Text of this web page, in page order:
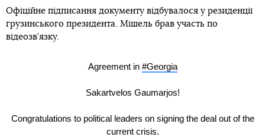
Офіційне підписання документу відбувалося у резиденції
грузинського президента. Мішель брав участь по
відеозв’язку.
Agreement in #Georgia
Sakartvelos Gaumarjos!
Congratulations to political leaders on signing the deal out of the
current crisis.